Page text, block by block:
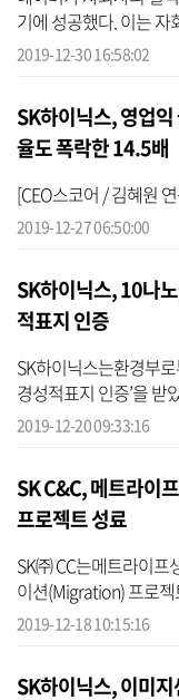
기에 성공했다. 이는
등의 견조한 실적과 더
2019-12-30 16:58:02
SK하이닉스, 영업
율도 폭락한 14.5배
[CEO스코어 / 김혜원
2019-12-27 06:50:00
SK하이닉스, 10나
적표지 인증
SK하이닉스는환경부
경성적표지 인증’을 받
료채취, 제조, 사용, 폐
2019-12-20 09:33:16
SK C&C, 메트라이
프로젝트 성료
SK㈜ CC는메트라이프
이션(Migration) 프로젝
㈜ CC는 메트라이프생
2019-12-18 10:15:16
SK하이닉스, 이미